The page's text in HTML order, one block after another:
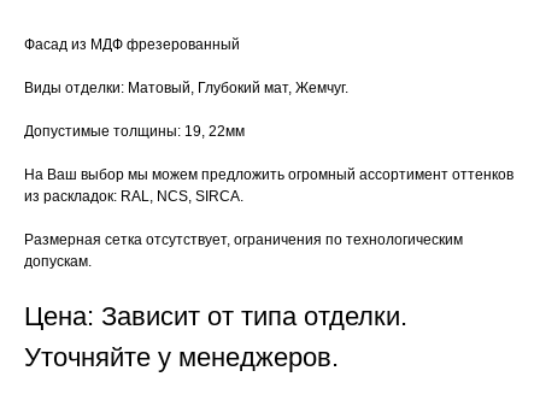
Фасад из МДФ фрезерованный
Виды отделки: Матовый, Глубокий мат, Жемчуг.
Допустимые толщины: 19, 22мм
На Ваш выбор мы можем предложить огромный ассортимент оттенков
из раскладок: RAL, NCS, SIRCA.
Размерная сетка отсутствует, ограничения по технологическим
допускам.
Цена: Зависит от типа отделки.
Уточняйте у менеджеров.